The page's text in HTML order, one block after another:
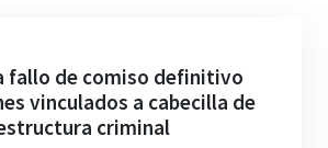
fallo de comiso definitivo
vinculados a cabecilla de
criminal